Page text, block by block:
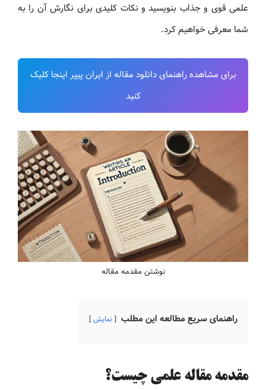
علمی قوی و جذاب بنویسید و نکات کلیدی برای نگارش آن را به
شما معرفی خواهیم کرد.
برای مشاهده راهنمای دانلود مقاله از ایران پیپر اینجا کلیک
کنید
نوشتن مقدمه مقاله
راهنمای سریع مطالعه این مطلب نمایش
مقدمه مقاله علمی چیست؟